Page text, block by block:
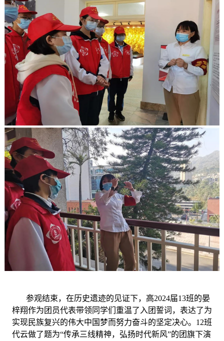
参观结束，在历史遗迹的见证下，高2024届13班的晏
梓翔作为团员代表带领同学们重温了入团誓词，表达了为
实现民族复兴的伟大中国梦而努力奋斗的坚定决心。12班
代云做了题为“传承三线精神，弘扬时代新风”的团旗下演